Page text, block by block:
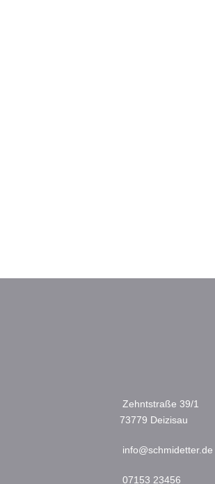
Zehntstraße 39/1
73779 Deizisau
info@schmidetter.de
07153 23456